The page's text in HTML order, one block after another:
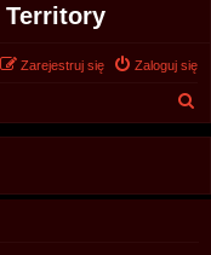
Territory
Zaloguj się
Zarejestruj się